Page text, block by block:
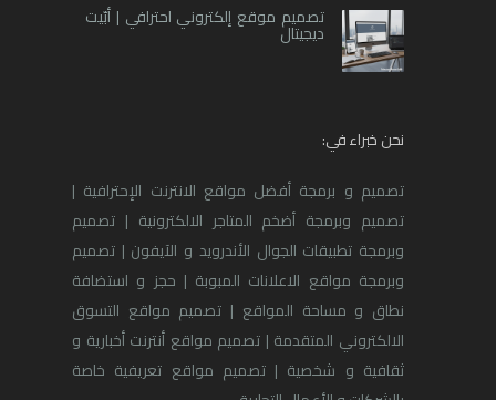
تصميم موقع إلكتروني احترافي | أبّيت
ديجيتال
نحن خبراء في:
تصميم و برمجة أفضل مواقع الانترنت الإحترافية |
تصميم وبرمجة أضخم المتاجر الالكترونية | تصميم
وبرمجة تطبيقات الجوال الأندرويد و الآيفون | تصميم
وبرمجة مواقع الاعلانات المبوبة | حجز و استضافة
نطاق و مساحة المواقع | تصميم مواقع التسوق
الالكتروني المتقدمة | تصميم مواقع أنترنت أخبارية و
ثقافية و شخصية | تصميم مواقع تعريفية خاصة